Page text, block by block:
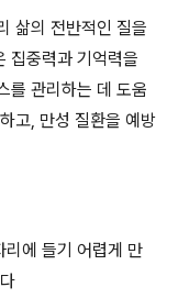
삶의 전반적인 질을
집중력과 기억력을
를 관리하는 데 도움
고, 만성 질환을 예방
리에 들기 어렵게 만